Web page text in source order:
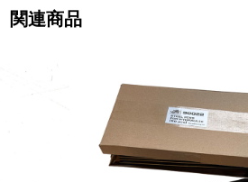
関連商品